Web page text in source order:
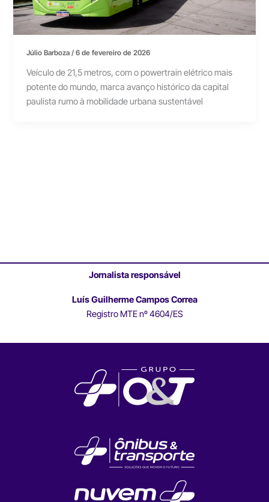
Júlio Barboza/6 de fevereiro de 2026
Veículo de 21,5 metros, com o powertrain elétrico mais
potente do mundo, marca avanço histórico da capital
paulista rumo à mobilidade urbana sustentável
Jornalista responsável
Luís Guilherme Campos Correa
Registro MTE nº 4604/ES